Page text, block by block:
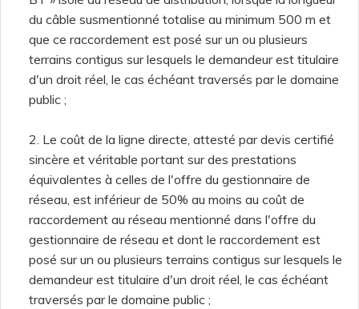
du câble susmentionné totalise au minimum 500 m et
que ce raccordement est posé sur un ou plusieurs
terrains contigus sur lesquels le demandeur est titulaire
d'un droit réel, le cas échéant traversés par le domaine
public ;
2. Le coût de la ligne directe, attesté par devis certifié
sincère et véritable portant sur des prestations
équivalentes à celles de l'offre du gestionnaire de
réseau, est inférieur de 50% au moins au coût de
raccordement au réseau mentionné dans l'offre du
gestionnaire de réseau et dont le raccordement est
posé sur un ou plusieurs terrains contigus sur lesquels le
demandeur est titulaire d'un droit réel, le cas échéant
traversés par le domaine public ;